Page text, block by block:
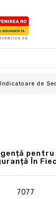
de
pentru
În
7077